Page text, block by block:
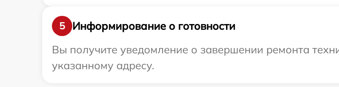
5
Информирование о готовности
Вы получите уведомление о завершении ремонта
указанному адресу.